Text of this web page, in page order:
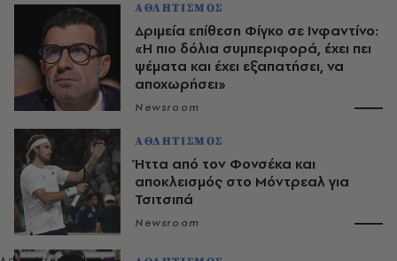
ΑΘΛΗΤΙΣΜΟΣ
Δριμεία επίθεση Φίγκο σε Ινφαντίνο:
«Η πιο δόλια συμπεριφορά, έχει πει
ψέματα και έχει εξαπατήσει, να
αποχωρήσει»
Newsroom
ΑΘΛΗΤΙΣΜΟΣ
Ήττα από τον Φονσέκα και
αποκλεισμός στο Μόντρεαλ για
Τσιτσιπά
Newsroom